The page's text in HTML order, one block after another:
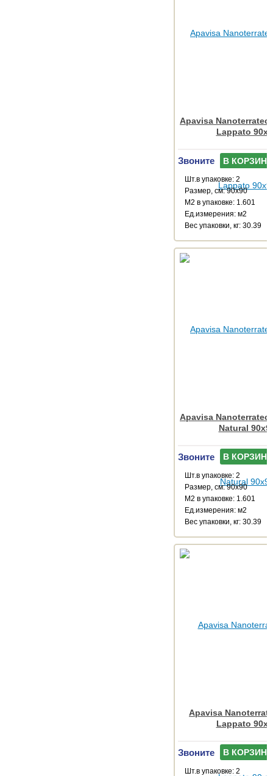
Apavisa
Lappato
Звоните В КОРЗИНУ
Шт.в упаковке: 2
Размер, см: 90x90
М2 в упаковке: 1.601
Ед.измерения: м2
Веc упаковки, кг: 30.39
Apavisa
Natural
Звоните В КОРЗИНУ
Шт.в упаковке: 2
Размер, см: 90x90
М2 в упаковке: 1.601
Ед.измерения: м2
Веc упаковки, кг: 30.39
Apavisa
Lappato
Звоните В КОРЗИНУ
Шт.в упаковке: 2